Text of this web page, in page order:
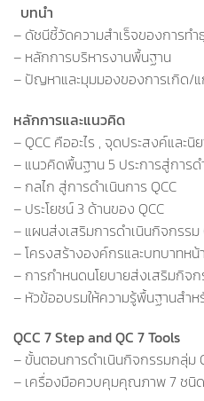
บทนำ
– ดัชนีชี้วัดความสำเร็จของการทำ
– หลักการบริหารงานพื้นฐาน
– ปัญหาและมุมมองของการเกิด/
หลักการและแนวคิด
– QCC คืออะไร , จุดประสงค์และนิ
– แนวคิดพื้นฐาน 5 ประการสู่การด
– กลไก สู่การดำเนินการ QCC
– ประโยชน์ 3 ด้านของ QCC
– แผนส่งเสริมการดำเนินกิจกรรม
– โครงสร้างองค์กรและบทบาทหน้
– การกำหนดนโยบายส่งเสริมกิจ
– หัวข้ออบรมให้ความรู้พื้นฐานสำ
QCC 7 Step and QC 7 Tools
– ขั้นตอนการดำเนินกิจกรรมกลุ่ม
– เครื่องมือควบคุมคุณภาพ 7 ชนิด